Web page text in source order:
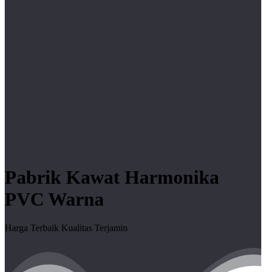
Pabrik Kawat Harmonika
PVC Warna
Harga Terbaik Kualitas Terjamin